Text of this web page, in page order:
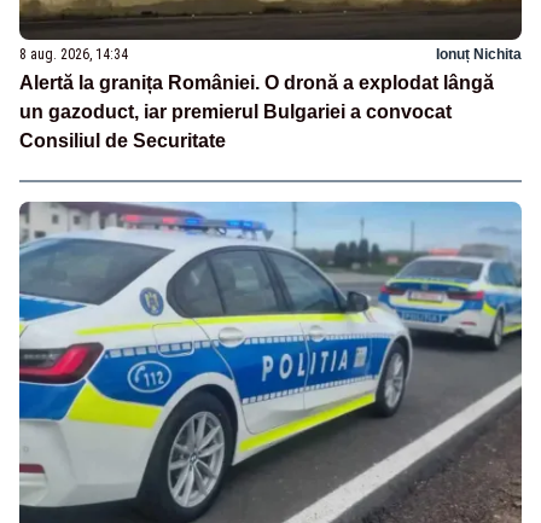
8 aug. 2026, 14:34 Ionuț Nichita
Alertă la granița României. O dronă a explodat lângă
un gazoduct, iar premierul Bulgariei a convocat
Consiliul de Securitate